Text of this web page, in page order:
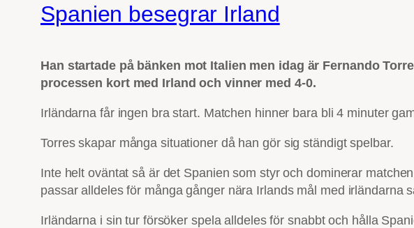
Spanien besegrar Irland
Han startade på bänken mot Italien men idag är Fernando
processen kort med Irland och vinner med 4-0.
Irländarna får ingen bra start. Matchen hinner bara bli 4 minuter
Torres skapar många situationer då han gör sig ständigt spelbar.
Inte helt oväntat så är det Spanien som styr och dominerar
passar alldeles för många gånger nära Irlands mål med irländarna
Irländarna i sin tur försöker spela alldeles för snabbt och hålla